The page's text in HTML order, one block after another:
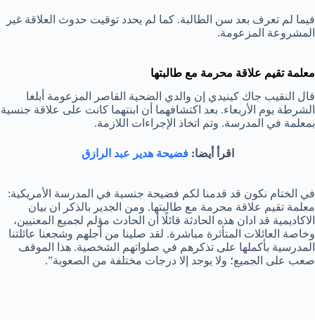
فيما لم تعرف بعد سن الطالبة. كما لم يحدد توقيت حدوث العلاقة غير
المشروعة المزعومة.
معلمة تقيم علاقة محرمة مع طالبتها
قال النقيب جاك كينيدي إن والدي الضحية القاصر المزعومة أبلغا
الشرطة يوم الأربعاء. بعد اكتشافهما أن ابنتهما كانت على علاقة جنسية
بمعلمة في المدرسة. وتم اتخاذ الإجراءات اللازمة.
اقرأ أيضا:فضيحة هدير عبد الرازق
في الختام نكون قد قدمنا لكم فضيحة جنسية في المدرسة الأمريكية:
معلمة تقيم علاقة محرمة مع طالبتها. ومن الجدير بالذكر ان بيان
الاكاديمية قد ادان هذه الحادثة قائلًا أن الحادث مؤلم لجميع المعنيين،
وخاصة العائلات المتأثرة مباشرة. لقد صلينا من أجلهم وشجعنا عائلتنا
المدرسية بأكملها على تذكرهم في صلواتهم الشخصية. هذا الموقف
صعب على الجميع؛ ولا يوجد إلا درجات مختلفة من الصعوبة”.